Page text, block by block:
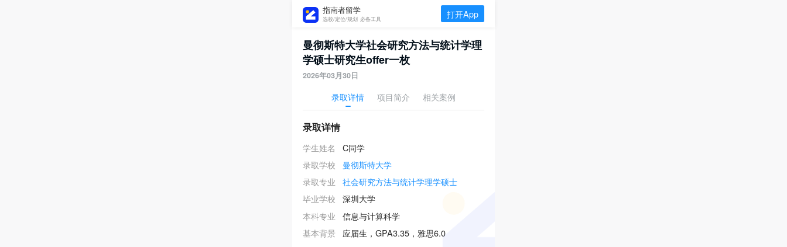
指南者留学
选校/定位/规划 必备工具 打开App
曼彻斯特大学社会研究方法与统计学理
学硕士研究生offer一枚
2026年03月30日
录取详情 项目简介 相关案例
录取详情
学生姓名
C同学
录取学校
曼彻斯特大学
录取专业
社会研究方法与统计学理学硕士
毕业学校
深圳大学
本科专业
信息与计算科学
基本背景
应届生，GPA3.35，雅思6.0